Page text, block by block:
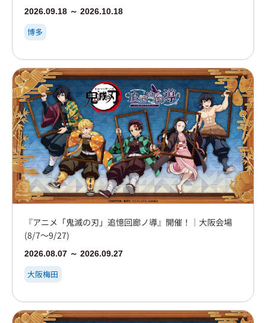
2026.09.18 ～ 2026.10.18
博多
『アニメ「鬼滅の刃」追憶回廊ノ導』開催！｜大阪会場
(8/7～9/27)
2026.08.07 ～ 2026.09.27
大阪梅田